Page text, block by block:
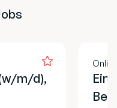
m/d),
Bez.